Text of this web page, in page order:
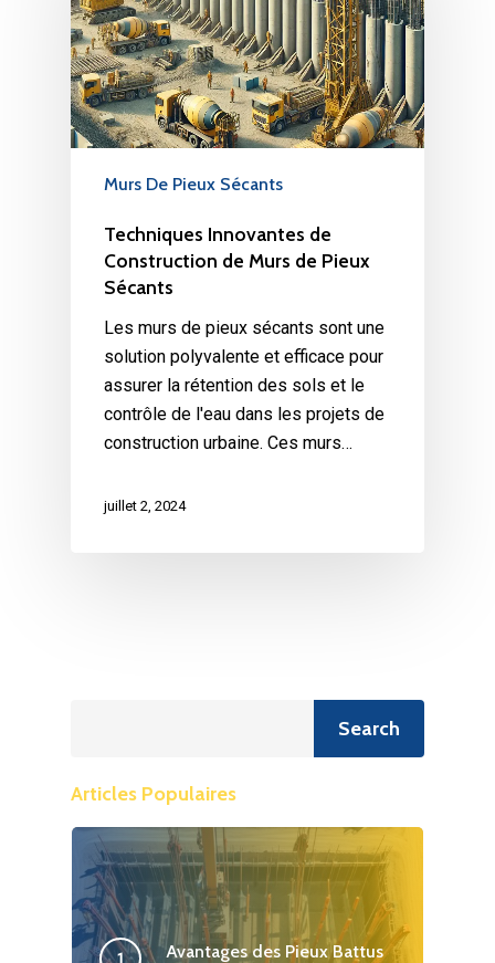
Murs De Pieux Sécants
Techniques Innovantes de
Construction de Murs de Pieux
Sécants
Les murs de pieux sécants sont une
solution polyvalente et efficace pour
assurer la rétention des sols et le
contrôle de l'eau dans les projets de
construction urbaine. Ces murs…
juillet 2, 2024
Search
Articles Populaires
Avantages des Pieux Battus